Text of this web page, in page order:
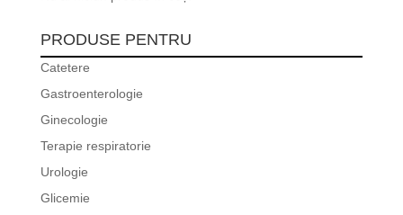
PRODUSE PENTRU
Catetere
Gastroenterologie
Ginecologie
Terapie respiratorie
Urologie
Glicemie